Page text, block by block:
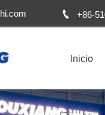
 +86-
Inicio